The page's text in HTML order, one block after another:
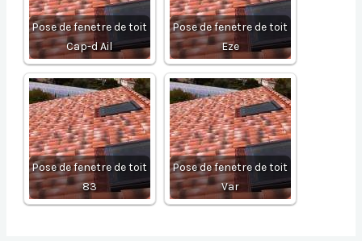
Pose de fenetre de toit
Cap-d Ail
Pose de fenetre de toit
Eze
Pose de fenetre de toit
83
Pose de fenetre de toit
Var